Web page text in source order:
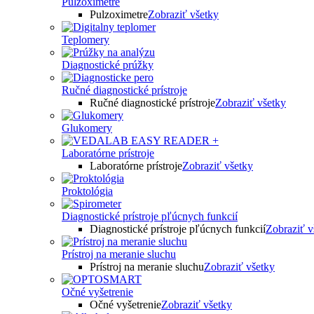
PulzoximetreZobraziť všetky
Teplomery
Diagnostické prúžky
Ručné diagnostické prístroje
Ručné diagnostické prístrojeZobraziť všetky
Glukomery
Laboratórne prístroje
Laboratórne prístrojeZobraziť všetky
Proktológia
Diagnostické prístroje pľúcnych funkcií
Diagnostické prístroje pľúcnych funkciíZobraziť
Prístroj na meranie sluchu
Prístroj na meranie sluchuZobraziť všetky
Očné vyšetrenie
Očné vyšetrenieZobraziť všetky